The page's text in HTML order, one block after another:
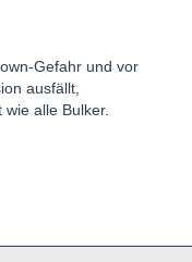
Gefahr und vor
ausfällt,
wie alle Bulker.